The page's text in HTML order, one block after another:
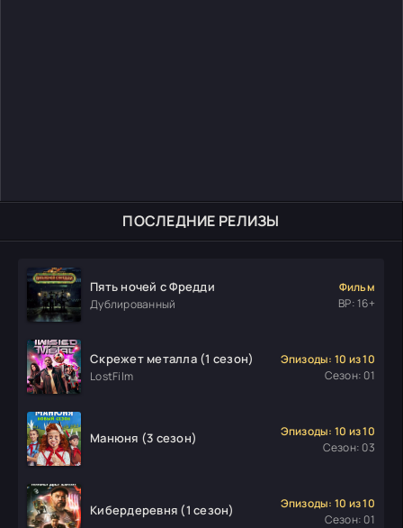
ПОСЛЕДНИЕ РЕЛИЗЫ
Пять ночей с Фредди
Дублированный
Фильм
ВР: 16+
Скрежет металла (1 сезон)
LostFilm
Эпизоды: 10 из 10
Сезон: 01
Манюня (3 сезон)
Эпизоды: 10 из 10
Сезон: 03
Кибердеревня (1 сезон)
Эпизоды: 10 из 10
Сезон: 01